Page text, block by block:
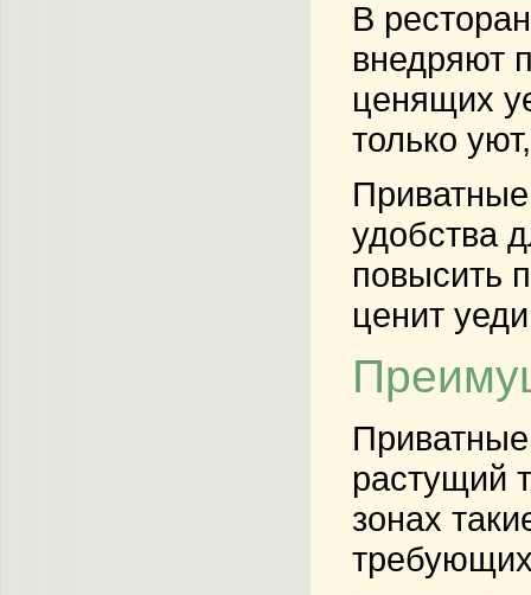
В
внедряют
ценящих
только
удобства
повысить
ценит
растущий
зонах